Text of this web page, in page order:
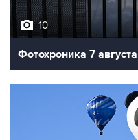
10
Фотохроника 7 августа